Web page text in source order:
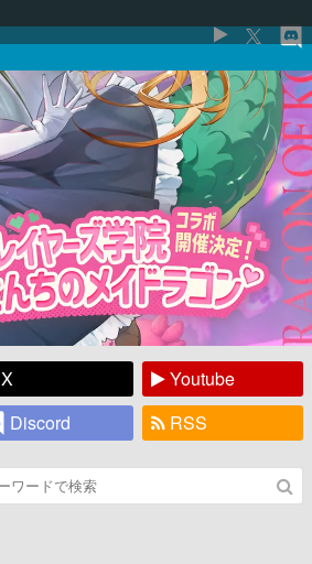
X
Youtube
Discord
RSS